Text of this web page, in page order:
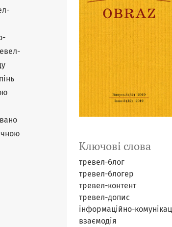
Ключові слова
тревел-блог
тревел-блогер
тревел-контент
тревел-допис
інформаційно-
взаємодія